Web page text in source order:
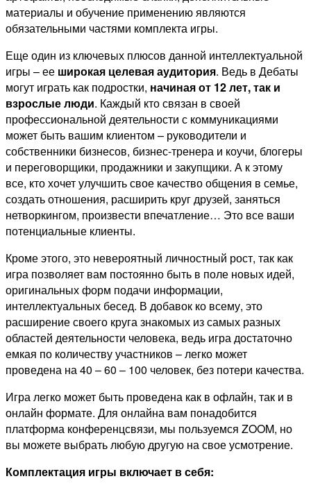
материалы и обучение применению являются
обязательными частями комплекта игры.
Еще один из ключевых плюсов данной интеллектуальной
игры – ее широкая целевая аудитория. Ведь в Дебаты
могут играть как подростки, начиная от 12 лет, так и
взрослые люди. Каждый кто связан в своей
профессиональной деятельности с коммуникациями
может быть вашим клиентом – руководители и
собственники бизнесов, бизнес-тренера и коучи, блогеры
и переговорщики, продажники и закупщики. А к этому
все, кто хочет улучшить свое качество общения в семье,
создать отношения, расширить круг друзей, заняться
нетворкингом, произвести впечатление… Это все ваши
потенциальные клиенты.
Кроме этого, это невероятный личностный рост, так как
игра позволяет вам постоянно быть в поле новых идей,
оригинальных форм подачи информации,
интеллектуальных бесед. В добавок ко всему, это
расширение своего круга знакомых из самых разных
областей деятельности человека, ведь игра достаточно
емкая по количеству участников – легко может
проведена на 40 – 60 – 100 человек, без потери качества.
Игра легко может быть проведена как в офлайн, так и в
онлайн формате. Для онлайна вам понадобится
платформа конференцсвязи, мы пользуемся ZOOM, но
вы можете выбрать любую другую на свое усмотрение.
Комплектация игры включает в себя: